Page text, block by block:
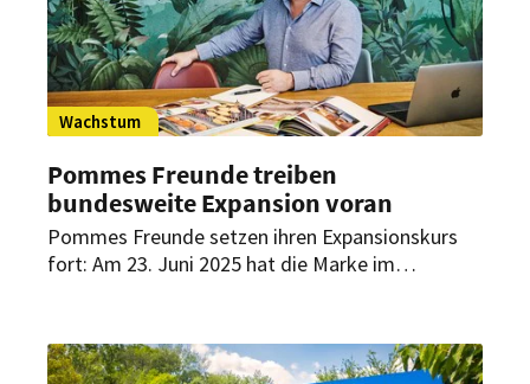
Wachstum
Pommes Freunde treiben
bundesweite Expansion voran
Pommes Freunde setzen ihren Expansionskurs
fort: Am 23. Juni 2025 hat die Marke im
Wachstum weiter vorangetrieben werden: Noch
in diesem Jahr sind zehn Neueröffnungen